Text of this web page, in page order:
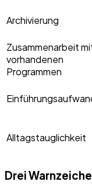
Archivierung
Zusammenarbeit
vorhandenen
Programmen
Alltagstauglichkeit
Drei